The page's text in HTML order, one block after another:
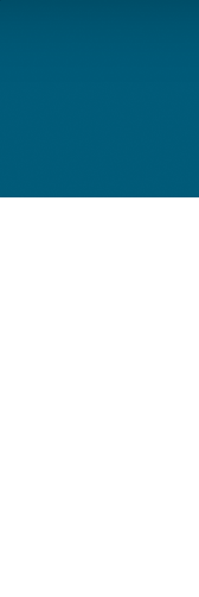
soziale Medien
wir
Werbung
Daten